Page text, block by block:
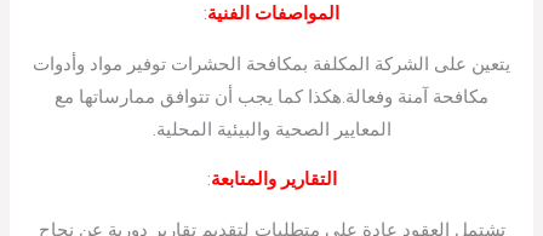
المواصفات الفنية:
يتعين على الشركة المكلفة بمكافحة الحشرات توفير مواد وأدوات
مكافحة آمنة وفعالة.هكذا كما يجب أن تتوافق ممارساتها مع
المعايير الصحية والبيئية المحلية.
التقارير والمتابعة:
تشتمل العقود عادة على متطلبات لتقديم تقارير دورية عن نجاح